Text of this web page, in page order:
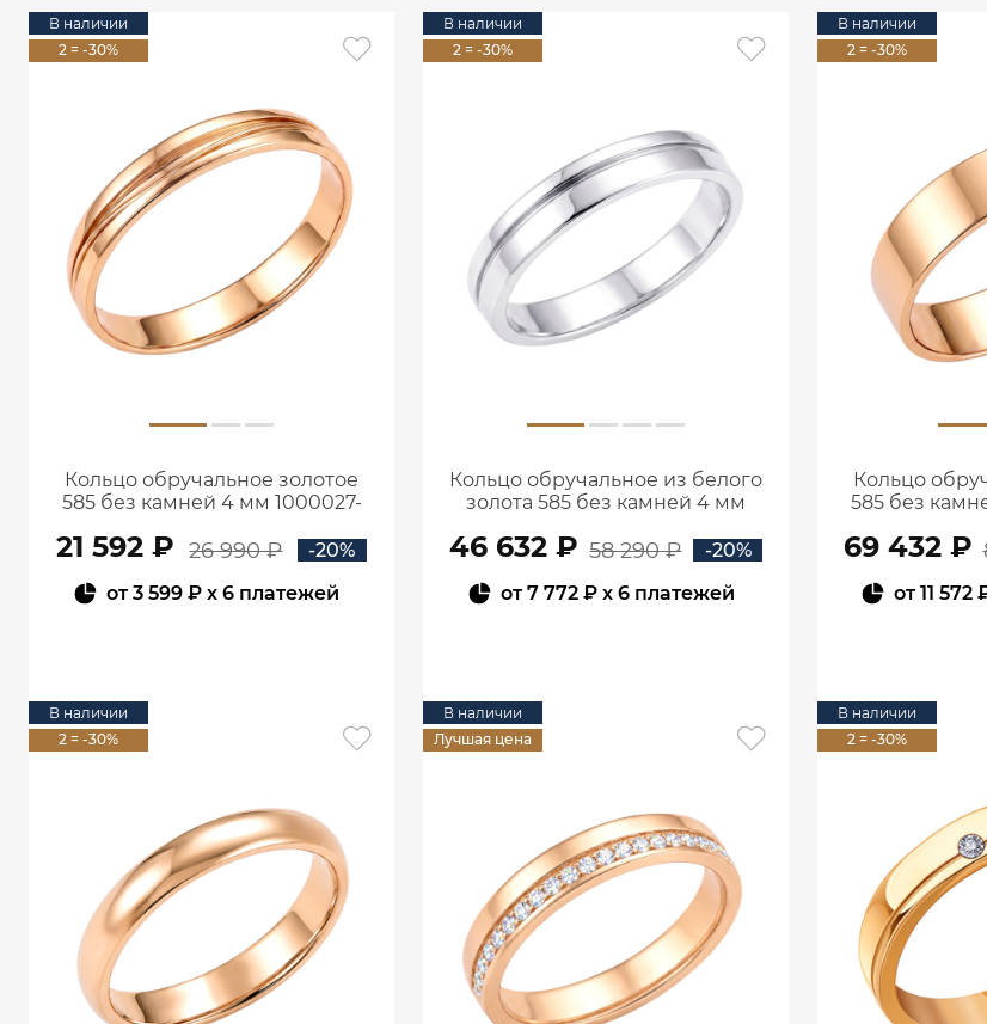
В наличии
2 = -30%
Кольцо обручальное золотое
585 без камней 4 мм 1000027-
21 592 ₽ 26 990 ₽
-20%
от3 599 ₽ x 6 платежей
В наличии
2 = -30%
Кольцо обручальное из белого
золота 585 без камней 4 мм
46 632 ₽ 58 290 ₽
-20%
от7 772 ₽x 6 платежей
В наличии
2 = -30%
Кольцо
585 без
69 432 ₽
от11 572
В наличии
2 = -30%
В наличии
Лучшая цена
В наличии
2 = -30%